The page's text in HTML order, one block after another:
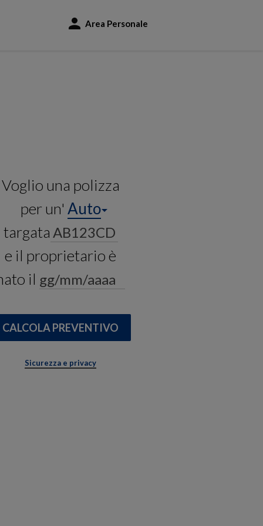
Area Personale
Voglio una polizza
per un' Auto
targata
e il proprietario è
il
Sicurezza e privacy